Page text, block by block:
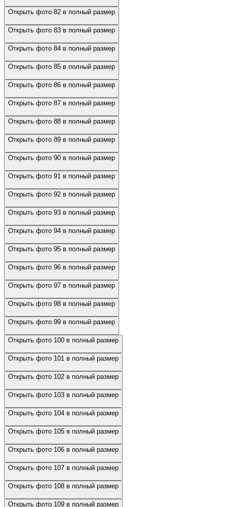
Открыть фото 82 в полный размер
Открыть фото 83 в полный размер
Открыть фото 84 в полный размер
Открыть фото 85 в полный размер
Открыть фото 86 в полный размер
Открыть фото 87 в полный размер
Открыть фото 88 в полный размер
Открыть фото 89 в полный размер
Открыть фото 90 в полный размер
Открыть фото 91 в полный размер
Открыть фото 92 в полный размер
Открыть фото 93 в полный размер
Открыть фото 94 в полный размер
Открыть фото 95 в полный размер
Открыть фото 96 в полный размер
Открыть фото 97 в полный размер
Открыть фото 98 в полный размер
Открыть фото 99 в полный размер
Открыть фото 100 в полный размер
Открыть фото 101 в полный размер
Открыть фото 102 в полный размер
Открыть фото 103 в полный размер
Открыть фото 104 в полный размер
Открыть фото 105 в полный размер
Открыть фото 106 в полный размер
Открыть фото 107 в полный размер
Открыть фото 108 в полный размер
Открыть фото 109 в полный размер